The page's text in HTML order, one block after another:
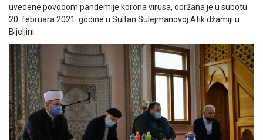
uvedene povodom pandemije korona virusa, održana je u subotu
20. februara 2021. godine u Sultan Sulejmanovoj Atik džamiji u
Bijeljini.